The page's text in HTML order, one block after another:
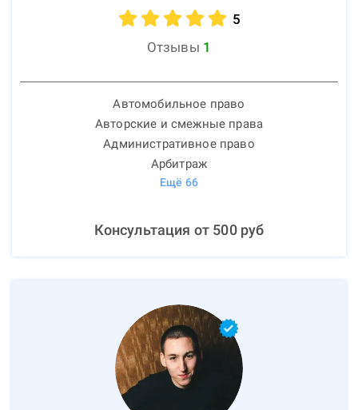
5
Отзывы 1
Автомобильное право
Авторские и смежные права
Административное право
Арбитраж
Ещё 66
Консультация от 500руб